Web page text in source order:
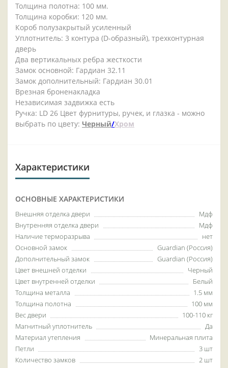
Толщина полотна: 100 мм.
Толщина коробки: 120 мм.
Короб полузакрытый усиленный
Уплотнитель: 3 контура (D-образный), трехконтурная
дверь
Два вертикальных ребра жесткости
Замок основной: Гардиан 32.11
Замок дополнительный: Гардиан 30.01
Врезная броненакладка
Независимая задвижка есть
Ручка: LD 26 Цвет фурнитуры, ручек, и глазка - можно
выбрать по цвету: Черный/Хром
Характеристики
ОСНОВНЫЕ ХАРАКТЕРИСТИКИ
Внешняя отделка двери
Мдф
Внутренняя отделка двери
Мдф
Наличие терморазрыва
нет
Основной замок
Guardian (Россия)
Дополнительный замок
Guardian (Россия)
Цвет внешней отделки
Черный
Цвет внутренней отделки
Белый
Толщина металла
1.5 мм
Толщина полотна
100 мм
Вес двери
100-110 кг
Магнитный уплотнитель
Да
Материал утепления
Минеральная плита
Петли
3 шт
Количество замков
2 шт